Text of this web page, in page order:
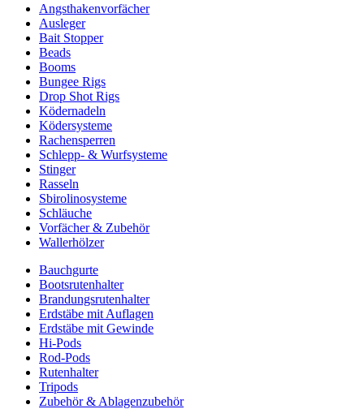
Angsthakenvorfächer
Ausleger
Bait Stopper
Beads
Booms
Bungee Rigs
Drop Shot Rigs
Ködernadeln
Ködersysteme
Rachensperren
Schlepp- & Wurfsysteme
Stinger
Rasseln
Sbirolinosysteme
Schläuche
Vorfächer & Zubehör
Wallerhölzer
Bauchgurte
Bootsrutenhalter
Brandungsrutenhalter
Erdstäbe mit Auflagen
Erdstäbe mit Gewinde
Hi-Pods
Rod-Pods
Rutenhalter
Tripods
Zubehör & Ablagenzubehör